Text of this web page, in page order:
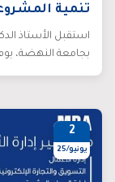
تنمية
استقبل الأستاذ
بجامعة النهضة، يوم
2
يونيو/25